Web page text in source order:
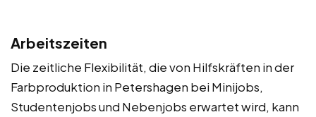
Arbeitszeiten
Die zeitliche Flexibilität, die von Hilfskräften in der
Farbproduktion in Petershagen bei Minijobs,
Studentenjobs und Nebenjobs erwartet wird, kann